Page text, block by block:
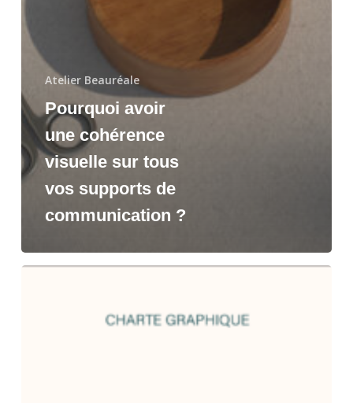
Atelier Beauréale
Pourquoi avoir
une cohérence
visuelle sur tous
vos supports de
communication ?